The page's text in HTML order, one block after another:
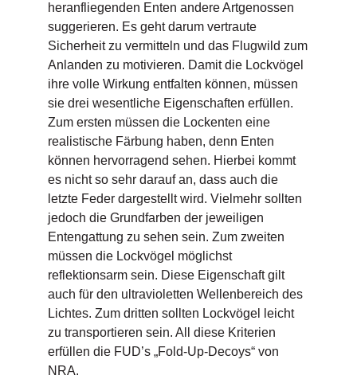
heranfliegenden Enten andere Artgenossen
suggerieren. Es geht darum vertraute
Sicherheit zu vermitteln und das Flugwild zum
Anlanden zu motivieren. Damit die Lockvögel
ihre volle Wirkung entfalten können, müssen
sie drei wesentliche Eigenschaften erfüllen.
Zum ersten müssen die Lockenten eine
realistische Färbung haben, denn Enten
können hervorragend sehen. Hierbei kommt
es nicht so sehr darauf an, dass auch die
letzte Feder dargestellt wird. Vielmehr sollten
jedoch die Grundfarben der jeweiligen
Entengattung zu sehen sein. Zum zweiten
müssen die Lockvögel möglichst
reflektionsarm sein. Diese Eigenschaft gilt
auch für den ultravioletten Wellenbereich des
Lichtes. Zum dritten sollten Lockvögel leicht
zu transportieren sein. All diese Kriterien
erfüllen die FUD’s „Fold-Up-Decoys“ von
NRA.